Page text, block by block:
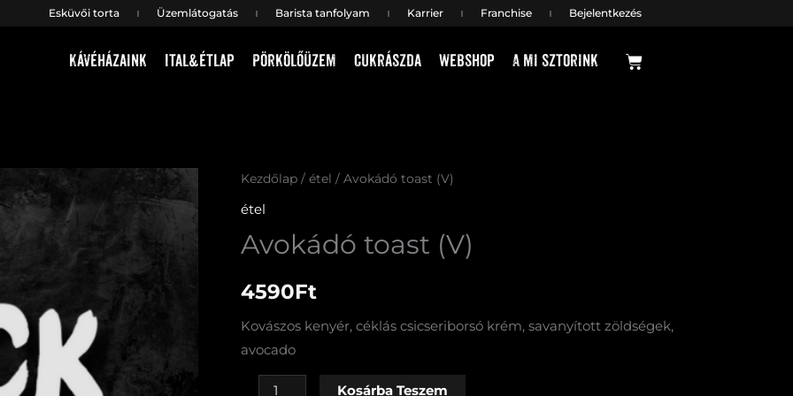
Esküvői torta Üzemlátogatás Barista tanfolyam Karrier Franchise Bejelentkezés
Kávéházaink Ital&étlap Pörkölőüzem Cukrászda Webshop A mi sztorink Kosár
Kezdőlap / étel / Avokádó toast (V)
étel
Avokádó toast (V)
4590Ft
Kovászos kenyér, céklás csicseriborsó krém, savanyított zöldségek,
avocado
Avokádó
toast
mennyiség
Kosárba Teszem